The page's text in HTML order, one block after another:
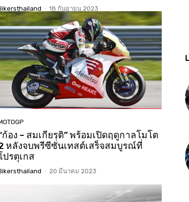
- 18 กันยายน 2023
ก้อง – สมเกียรติ” พร้อมเปิดฤดูกาลโมโต
หลังจบพรีซีซั่่นเทสต์เสร็จสมบูรณ์ที่
ปรตุเกส
- 20 มีนาคม 2023